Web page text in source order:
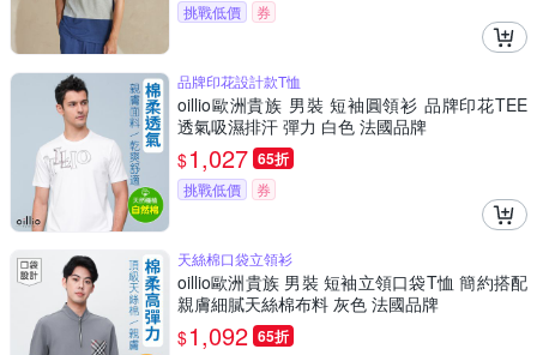
挑戰低價 券
品牌印花設計款T恤
oillio歐洲貴族 男裝 短袖圓領衫 品牌印花TEE
透氣吸濕排汗 彈力 白色 法國品牌
$1,027 65折
挑戰低價 券
天絲棉口袋立領衫
oillio歐洲貴族 男裝 短袖立領口袋T恤 簡約搭配
親膚細膩天絲棉布料 灰色 法國品牌
$1,092 65折